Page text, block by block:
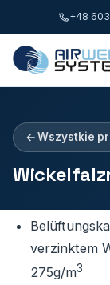
+48
Wszystkie
verzinktem
275g/m3